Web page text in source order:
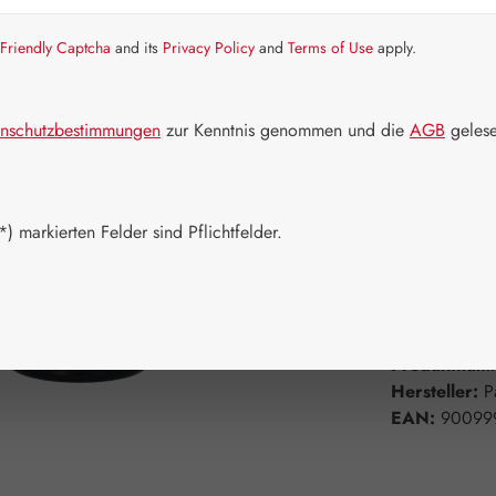
Artikel auf
Hersteller:
EAN:
Friendly Captcha and its Privacy Policy and Terms of Use apply.
zur Kenntnis genommen und die AGB
markierten Felder sind Pflichtfelder.